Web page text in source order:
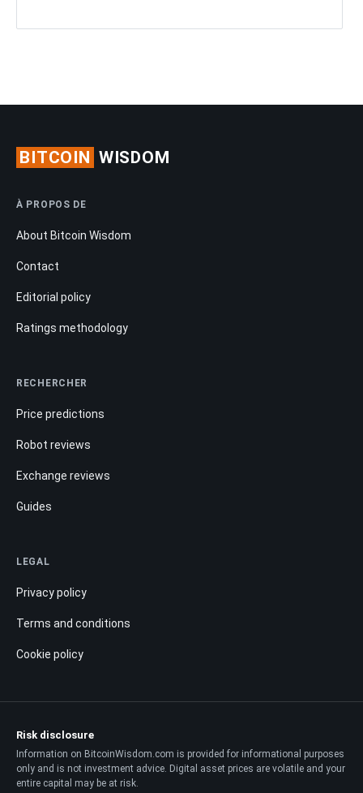
BITCOIN WISDOM
À PROPOS DE
About Bitcoin Wisdom
Contact
Editorial policy
Ratings methodology
RECHERCHER
Price predictions
Robot reviews
Exchange reviews
Guides
LEGAL
Privacy policy
Terms and conditions
Cookie policy
Risk disclosure
Information on BitcoinWisdom.com is provided for informational purposes
only and is not investment advice. Digital asset prices are volatile and your
entire capital may be at risk.